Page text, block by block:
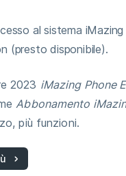
al sistema
(presto disponibile).
2023 iMazing Phone
Abbonamento
più funzioni.